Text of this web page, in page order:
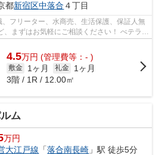
都新宿区中落合 ４丁目
、フリーター、水商売、生活保護、保証人無
、まずはお気軽にご相談ください！ べテラン
望...
4.5万円 (管理費等：- )
敷金 1ヶ月 礼金
1ヶ月
3階 / 1R / 12.00㎡
ム
万円
大江戸線 「落合南長崎 」駅 徒歩5分